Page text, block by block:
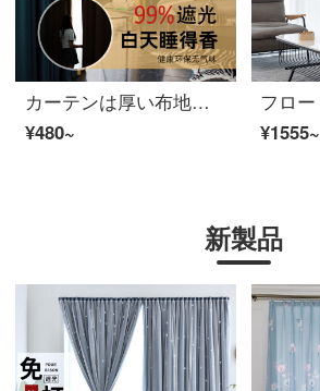
カーテンは厚い布地をプラスして、全遮光100光を通さずに、純色を通して綿麻の寝室の日よけを遮ります。防熱、日よけは軽いです。北欧簡単客間でオーダーメイドした完成品のカーテンは墨緑＋レモン黄です。
¥480~
¥1555~
新製品